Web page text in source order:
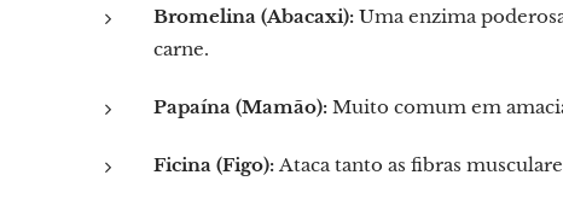
Bromelina (Abacaxi): Uma enzima
carne.
Papaína (Mamão): Muito comum em
Ficina (Figo): Ataca tanto as fibras